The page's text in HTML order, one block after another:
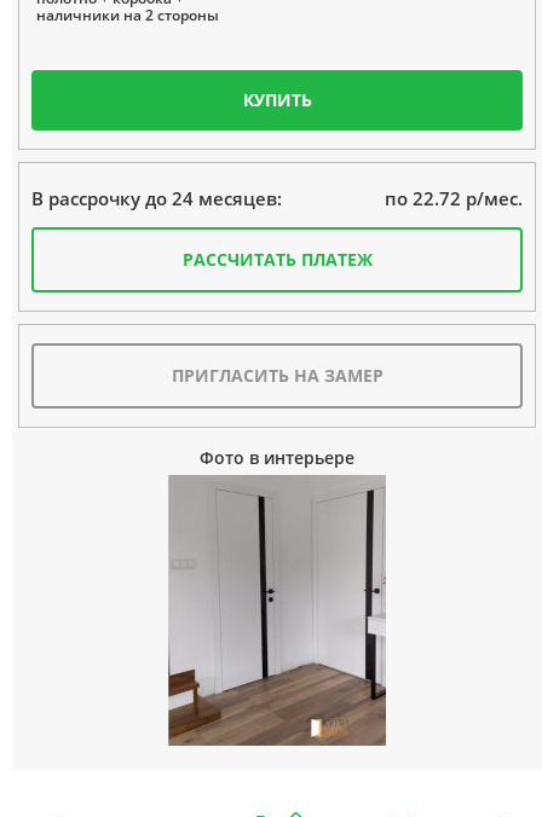
наличники на 2 стороны
КУПИТЬ
В рассрочку до 24 месяцев: по 22.72 р/мес.
РАССЧИТАТЬ ПЛАТЕЖ
ПРИГЛАСИТЬ НА ЗАМЕР
Фото в интерьере